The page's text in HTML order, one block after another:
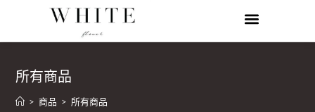
所有商品
> 商品 > 所有商品